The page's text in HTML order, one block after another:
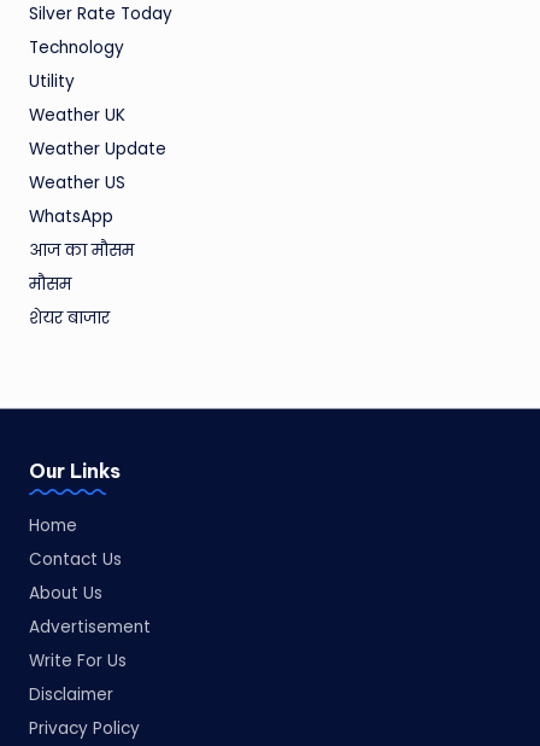
Silver Rate Today
Technology
Utility
Weather UK
Weather Update
Weather US
WhatsApp
आज का मौसम
मौसम
शेयर बाजार
Our Links
Home
Contact Us
About Us
Advertisement
Write For Us
Disclaimer
Privacy Policy